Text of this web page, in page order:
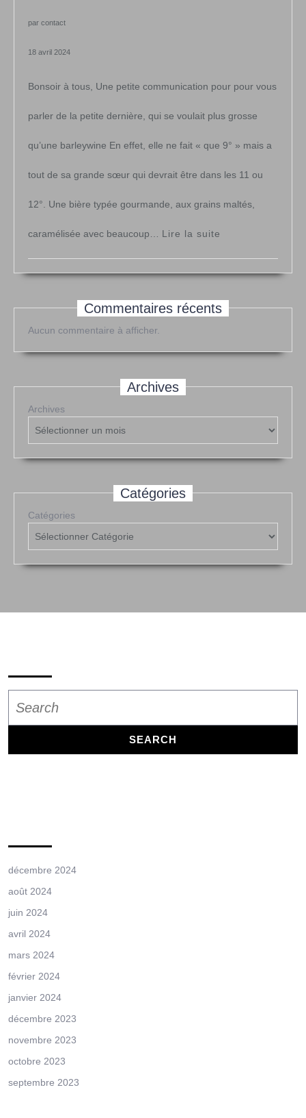
par contact
18 avril 2024
Bonsoir à tous, Une petite communication pour pour vous
parler de la petite dernière, qui se voulait plus grosse
qu’une barleywine En effet, elle ne fait « que 9° » mais a
tout de sa grande sœur qui devrait être dans les 11 ou
12°. Une bière typée gourmande, aux grains maltés,
caramélisée avec beaucoup… Lire la suite
« Barleywine »
Commentaires récents
Aucun commentaire à afficher.
Archives
Archives
Catégories
Catégories
for:
décembre 2024
août 2024
juin 2024
avril 2024
mars 2024
février 2024
janvier 2024
décembre 2023
novembre 2023
octobre 2023
septembre 2023